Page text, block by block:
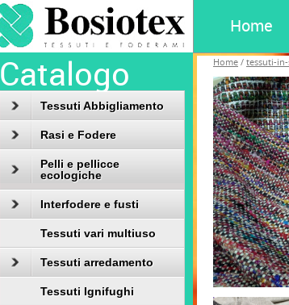
Home
Catalogo
Tessuti Abbigliamento
Rasi e Fodere
Pelli e pellicce
ecologiche
Interfodere e fusti
Tessuti vari multiuso
Tessuti arredamento
Tessuti Ignifughi
Home / tessuti-